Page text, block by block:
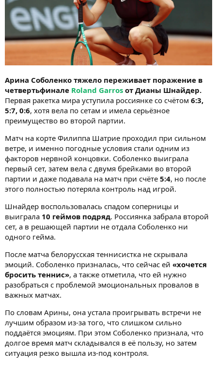
Арина Соболенко тяжело переживает поражение в
четвертьфинале Roland Garros от Дианы Шнайдер.
Первая ракетка мира уступила россиянке со счётом 6:3,
5:7, 0:6, хотя вела по сетам и имела серьёзное
преимущество во второй партии.
Матч на корте Филиппа Шатрие проходил при сильном
ветре, и именно погодные условия стали одним из
факторов нервной концовки. Соболенко выиграла
первый сет, затем вела с двумя брейками во второй
партии и даже подавала на матч при счёте 5:4, но после
этого полностью потеряла контроль над игрой.
Шнайдер воспользовалась спадом соперницы и
выиграла 10 геймов подряд. Россиянка забрала второй
сет, а в решающей партии не отдала Соболенко ни
одного гейма.
После матча белорусская теннисистка не скрывала
эмоций. Соболенко призналась, что сейчас ей «хочется
бросить теннис», а также отметила, что ей нужно
разобраться с проблемой эмоциональных провалов в
важных матчах.
По словам Арины, она устала проигрывать встречи не
лучшим образом из-за того, что слишком сильно
поддаётся эмоциям. При этом Соболенко признала, что
долгое время матч складывался в её пользу, но затем
ситуация резко вышла из-под контроля.